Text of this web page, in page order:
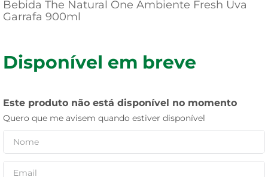
Bebida The Natural One Ambiente Fresh Uva
Garrafa 900ml
Disponível em breve
Este produto não está disponível no momento
Quero que me avisem quando estiver disponível